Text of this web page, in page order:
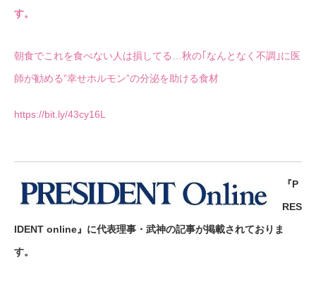
す。
朝食でこれを食べない人は損してる…秋の｢なんとなく不調｣に医
師が勧める”幸せホルモン”の分泌を助ける食材
https://bit.ly/43cy16L
『P
RES
IDENT online』に代表理事・武神の記事が掲載されておりま
す。